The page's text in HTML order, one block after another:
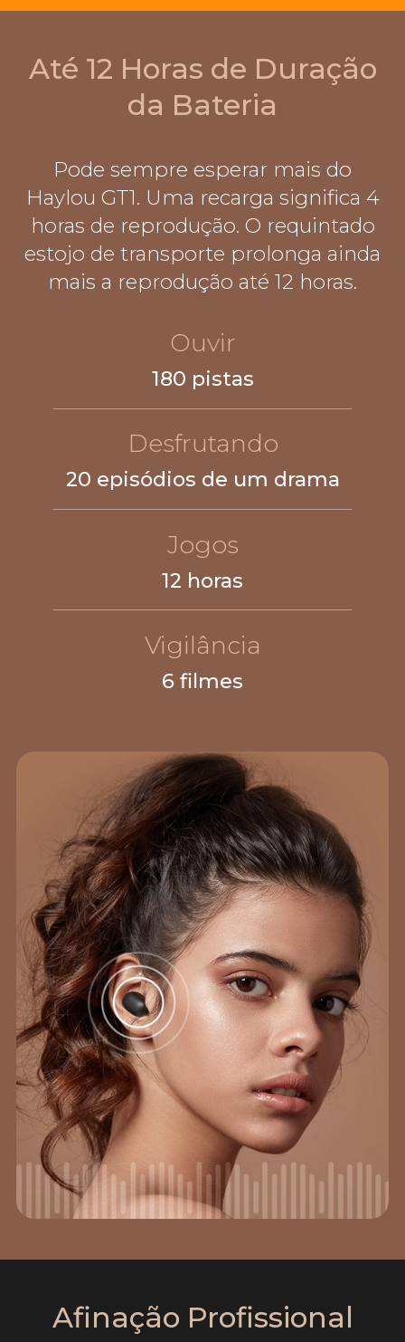
Até 12 Horas de Duração
da Bateria
Pode sempre esperar mais do
Haylou GT1. Uma recarga significa 4
horas de reprodução. O requintado
estojo de transporte prolonga ainda
mais a reprodução até 12 horas.
Ouvir
180 pistas
Desfrutando
20 episódios de um drama
Jogos
12 horas
Vigilância
6 filmes
Afinação Profissional